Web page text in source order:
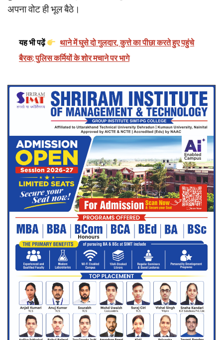
अपना वोट ही भूल बैठे।
यह भी पढ़ें
थाने में घुसे दो गुलदार, कुत्ते का पीछा करते हुए पहुंचे
बैरक; पुलिस कर्मियों के शोर मचाने पर भागे